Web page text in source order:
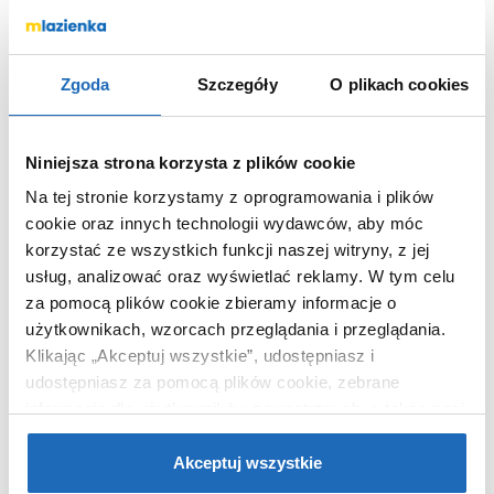
Zgoda Szczegóły O plikach cookies
Niniejsza strona korzysta z plików cookie
Na tej stronie korzystamy z oprogramowania i plików
cookie oraz innych technologii wydawców, aby móc
korzystać ze wszystkich funkcji naszej witryny, z jej
usług, analizować oraz wyświetlać reklamy. W tym celu
za pomocą plików cookie zbieramy informacje o
użytkownikach, wzorcach przeglądania i przeglądania.
Klikając „Akceptuj wszystkie”, udostępniasz i
udostępniasz za pomocą plików cookie, zebrane
partnerzy reklamowi.Jeśli chcesz, włącz „Tylko
wymagane pliki cookie”.Pamiętaj jednak, że
zablokowane niektóre pliki cookie mogą mieć wpływ na
Akceptuj wszystkie
Kod EAN
5907791161970
Wymiary z
16 x 7 x 26 cm
Waga z opakowaniem
1,24 kg
Dane producenta
Zobacz
KUPOWANE Z